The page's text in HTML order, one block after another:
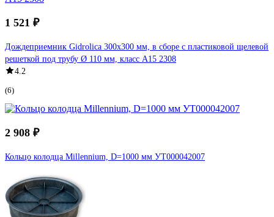
1 521 ₽
Дождеприемник Gidrolica 300х300 мм, в сборе с пластиковой щелевой
решеткой под трубу Ø 110 мм, класс А15 2308
4.2
(6)
2 908 ₽
Кольцо колодца Millennium, D=1000 мм УТ000042007